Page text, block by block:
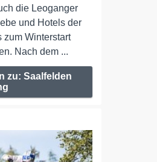
die Leoganger
und Hotels der
zum Winterstart
Nach dem ...
zu: Saalfelden